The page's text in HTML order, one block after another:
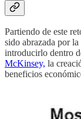
Partiendo de este
sido abrazada por
introducirlo dentro
McKinsey, la
beneficios